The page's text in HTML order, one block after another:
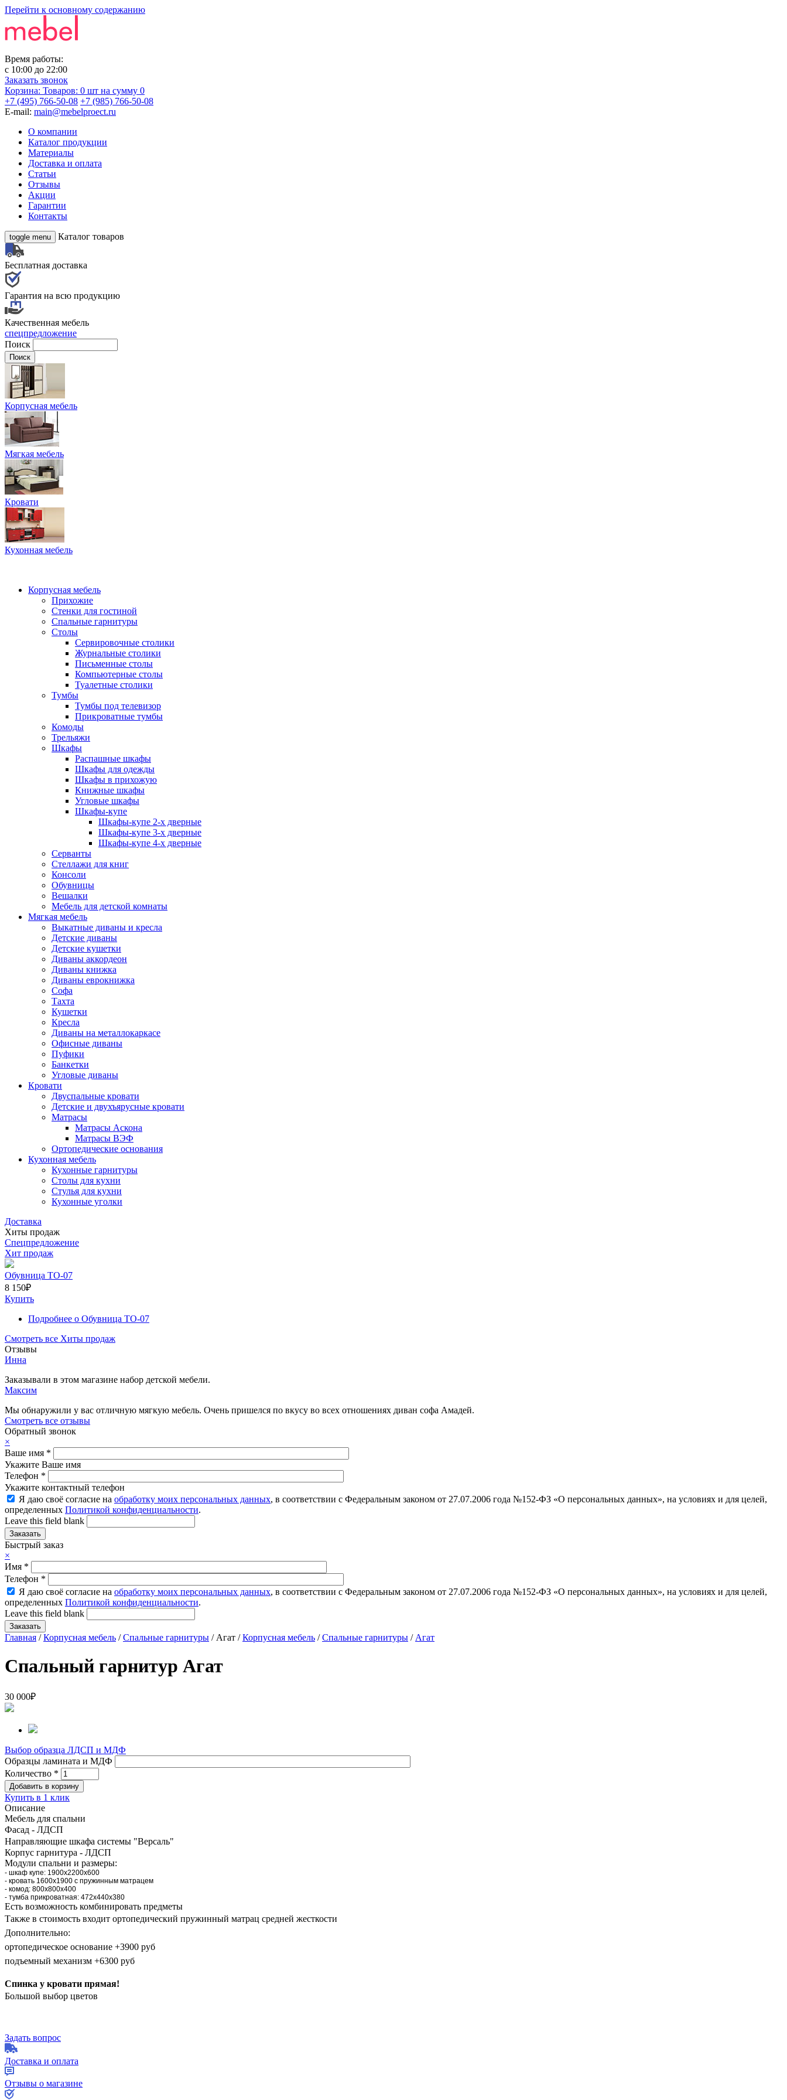
Перейти к основному содержанию
Время работы:
с 10:00 до 22:00
Заказать звонок
Корзина: Товаров: 0 шт на сумму 0
+7 (495) 766-50-08 +7 (985) 766-50-08
E-mail: main@mebelproect.ru
О компании
Каталог продукции
Материалы
Доставка и оплата
Статьи
Отзывы
Акции
Гарантии
Контакты
toggle menu Каталог товаров
Бесплатная доставка
Гарантия на всю продукцию
Качественная мебель
спецпредложение
Поиск
Корпусная мебель
Мягкая мебель
Кровати
Кухонная мебель
Корпусная мебель
Прихожие
Стенки для гостиной
Спальные гарнитуры
Столы
Сервировочные столики
Журнальные столики
Письменные столы
Компьютерные столы
Туалетные столики
Тумбы
Тумбы под телевизор
Прикроватные тумбы
Комоды
Трельяжи
Шкафы
Распашные шкафы
Шкафы для одежды
Шкафы в прихожую
Книжные шкафы
Угловые шкафы
Шкафы-купе
Шкафы-купе 2-x дверные
Шкафы-купе 3-х дверные
Шкафы-купе 4-х дверные
Серванты
Стеллажи для книг
Консоли
Обувницы
Вешалки
Мебель для детской комнаты
Мягкая мебель
Выкатные диваны и кресла
Детские диваны
Детские кушетки
Диваны аккордеон
Диваны книжка
Диваны еврокнижка
Софа
Тахта
Кушетки
Кресла
Диваны на металлокаркасе
Офисные диваны
Пуфики
Банкетки
Угловые диваны
Кровати
Двуспальные кровати
Детские и двухъярусные кровати
Матрасы
Матрасы Аскона
Матрасы ВЭФ
Ортопедические основания
Кухонная мебель
Кухонные гарнитуры
Столы для кухни
Стулья для кухни
Кухонные уголки
Доставка
Хиты продаж
Спецпредложение
Хит продаж
Обувница ТО-07
8 150₽
Купить
Подробнее о Обувница ТО-07
Смотреть все Хиты продаж
Отзывы
Инна
Заказывали в этом магазине набор детской мебели.
Максим
Мы обнаружили у вас отличную мягкую мебель. Очень пришелся по вкусу во всех отношениях диван софа Амадей.
Смотреть все отзывы
Обратный звонок
×
Ваше имя *
Укажите Ваше имя
Телефон *
Укажите контактный телефон
Я даю своё согласие на обработку моих персональных данных, в соответствии с Федеральным законом от 27.07.2006 года №152-ФЗ «О персональных данных», на условиях и для целей,
определенных Политикой конфиденциальности.
Leave this field blank
Быстрый заказ
×
Имя *
Телефон *
Я даю своё согласие на обработку моих персональных данных, в соответствии с Федеральным законом от 27.07.2006 года №152-ФЗ «О персональных данных», на условиях и для целей,
определенных Политикой конфиденциальности.
Leave this field blank
Главная /Корпусная мебель /Спальные гарнитуры / Агат /Корпусная мебель /Спальные гарнитуры / Агат
Спальный гарнитур Агат
30 000₽
Выбор образца ЛДСП и МДФ
Образцы ламината и МДФ
Количество *
Купить в 1 клик
Описание
Мебель для спальни
Фасад - ЛДСП
Направляющие шкафа системы "Версаль"
Корпус гарнитура - ЛДСП
Модули спальни и размеры:
- шкаф купе: 1900х2200х600
- кровать 1600х1900 с пружинным матрацем
- комод: 800х800х400
- тумба прикроватная: 472х440х380
Есть возможность комбинировать предметы
Также в стоимость входит ортопедический пружинный матрац средней жесткости
Дополнительно:
ортопедическое основание +3900 руб
подъемный механизм +6300 руб
Спинка у кровати прямая!
Большой выбор цветов
Задать вопрос
Доставка и оплата
Отзывы о магазине